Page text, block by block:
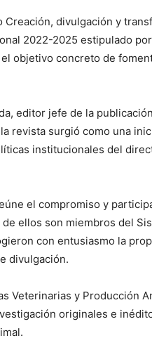
Creación, divulgación y
2022-2025 estipulado
objetivo concreto de
editor jefe de la
revista surgió como una
institucionales del
el compromiso y
ellos son miembros del
con entusiasmo la
divulgación.
Veterinarias y Producción
originales e